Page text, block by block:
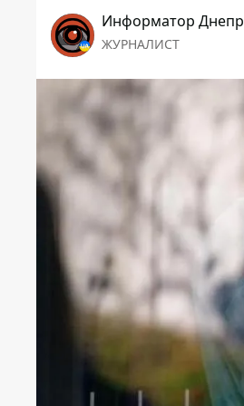
Информатор Днепр
ЖУРНАЛИСТ